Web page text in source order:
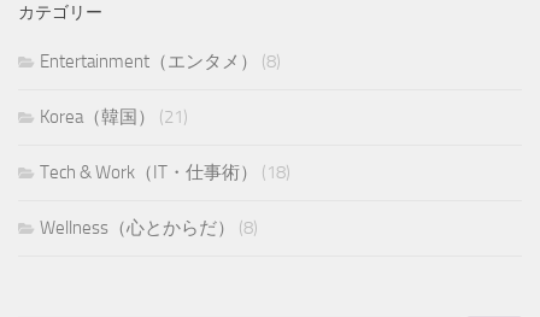
カテゴリー
Entertainment（エンタメ） (8)
Korea（韓国） (21)
Tech & Work（IT・仕事術） (18)
Wellness（心とからだ） (8)